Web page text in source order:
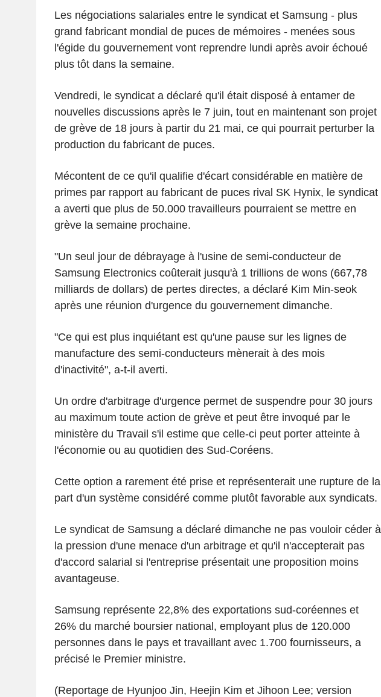
Les négociations salariales entre le syndicat et Samsung - plus
grand fabricant mondial de puces de mémoires - menées sous
l'égide du gouvernement vont reprendre lundi après avoir échoué
plus tôt dans la semaine.
Vendredi, le syndicat a déclaré qu'il était disposé à entamer de
nouvelles discussions après le 7 juin, tout en maintenant son projet
de grève de 18 jours à partir du 21 mai, ce qui pourrait perturber la
production du fabricant de puces.
Mécontent de ce qu'il qualifie d'écart considérable en matière de
primes par rapport au fabricant de puces rival SK Hynix, le syndicat
a averti que plus de 50.000 travailleurs pourraient se mettre en
grève la semaine prochaine.
"Un seul jour de débrayage à l'usine de semi-conducteur de
Samsung Electronics coûterait jusqu'à 1 trillions de wons (667,78
milliards de dollars) de pertes directes, a déclaré Kim Min-seok
après une réunion d'urgence du gouvernement dimanche.
"Ce qui est plus inquiétant est qu'une pause sur les lignes de
manufacture des semi-conducteurs mènerait à des mois
d'inactivité", a-t-il averti.
Un ordre d'arbitrage d'urgence permet de suspendre pour 30 jours
au maximum toute action de grève et peut être invoqué par le
ministère du Travail s'il estime que celle-ci peut porter atteinte à
l'économie ou au quotidien des Sud-Coréens.
Cette option a rarement été prise et représenterait une rupture de la
part d'un système considéré comme plutôt favorable aux syndicats.
Le syndicat de Samsung a déclaré dimanche ne pas vouloir céder à
la pression d'une menace d'un arbitrage et qu'il n'accepterait pas
d'accord salarial si l'entreprise présentait une proposition moins
avantageuse.
Samsung représente 22,8% des exportations sud-coréennes et
26% du marché boursier national, employant plus de 120.000
personnes dans le pays et travaillant avec 1.700 fournisseurs, a
précisé le Premier ministre.
(Reportage de Hyunjoo Jin, Heejin Kim et Jihoon Lee; version